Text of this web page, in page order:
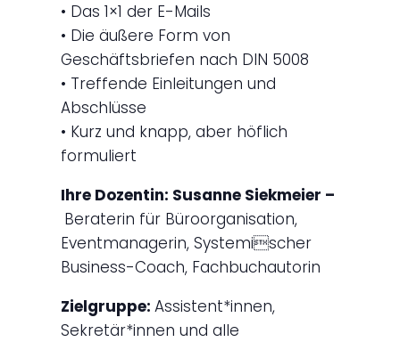
• Das 1×1 der E-Mails
• Die äußere Form von
Geschäftsbriefen nach DIN 5008
• Treffende Einleitungen und
Abschlüsse
• Kurz und knapp, aber höflich
formuliert
Ihre Dozentin: Susanne Siekmeier –
Beraterin für Büroorganisation,
Eventmanagerin, Systemischer
Business-Coach, Fachbuchautorin
Zielgruppe: Assistent*innen,
Sekretär*innen und alle